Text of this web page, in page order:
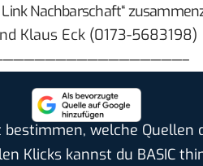
Nachbarschaft“
Klaus Eck (0173-5683198)
welche Quellen
Klicks kannst du BASIC